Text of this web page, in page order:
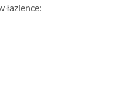
łazience: